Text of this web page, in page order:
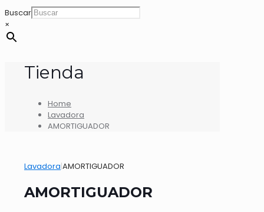
Buscar
×
Tienda
Home
Lavadora
AMORTIGUADOR
Lavadora|AMORTIGUADOR
AMORTIGUADOR